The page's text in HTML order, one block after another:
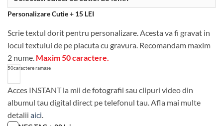
Personalizare Cutie + 15 LEI
Scrie textul dorit pentru personalizare. Acesta va fi gravat in
locul textului de pe placuta cu gravura. Recomandam maxim
2 nume. Maxim 50 caractere.
50caractere ramase
Acces INSTANT la mii de fotografii sau clipuri video din
albumul tau digital direct pe telefonul tau. Afla mai multe
detalii aici.